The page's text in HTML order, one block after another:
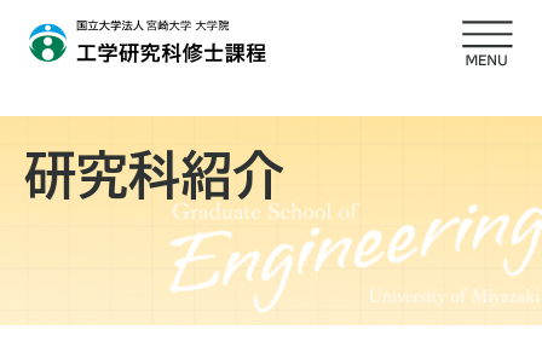
研究科紹介